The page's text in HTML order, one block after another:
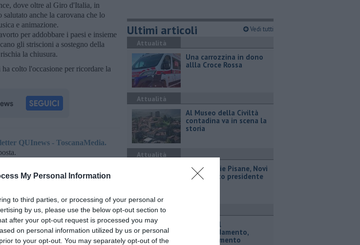
My Personal Information
to third parties, or processing of your personal or
by us, please use the below opt-out section to
after your opt-out request is processed you may
on personal information utilized by us or personal
to your opt-out. You may separately opt-out of the
dove oltre al Giro d'Italia, in
salutato anche la carovana che lo
e animazione.
per addobbare i paesi e insieme
gli striscioni a sostegno della
la chiusura.
colto l'occasione per ricordare la
QUInews - ToscanaMedia.
Ultimi articoli Vedi tutti
Attualità
Una carrozzina in dono
allla Croce Rossa
Attualità
Al Museo della Civiltà
contadina va in scena la
storia
Attualità
Misericordie Pisane, Novi
confermato presidente
Attualità
Tariffe del
teleriscaldamento,
nessun aumento